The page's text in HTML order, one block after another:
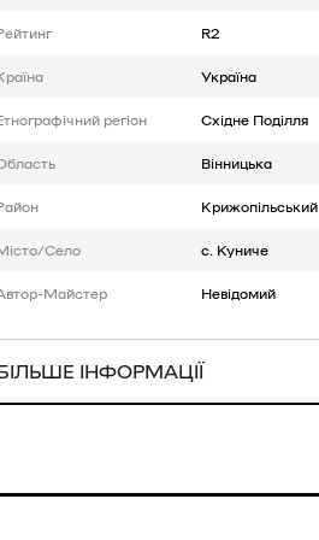
R2
Україна
регіон Східне Поділля
Вінницька
Крижопільський
Село с. Куниче
Майстер Невідомий
ІНФОРМАЦІЇ